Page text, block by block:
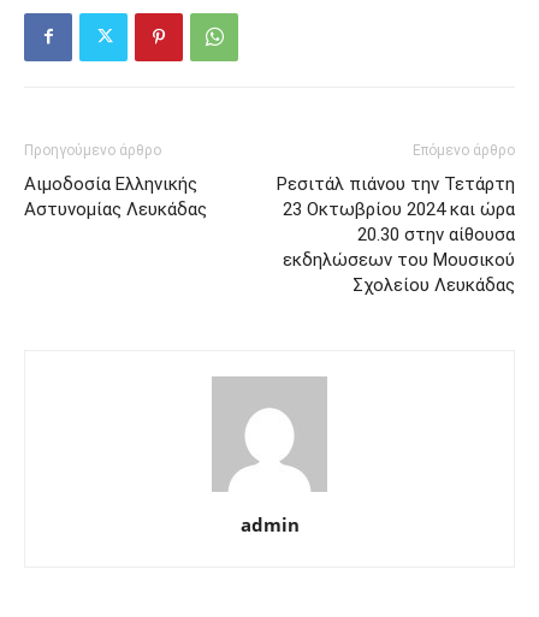
Προηγούμενο άρθρο
Αιμοδοσία Ελληνικής
Αστυνομίας Λευκάδας
Επόμενο άρθρο
Ρεσιτάλ πιάνου την Τετάρτη
23 Οκτωβρίου 2024 και ώρα
20.30 στην αίθουσα
εκδηλώσεων του Μουσικού
Σχολείου Λευκάδας
admin